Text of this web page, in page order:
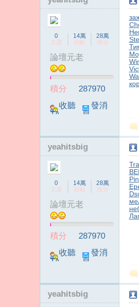
傳
0
主題
14萬
回帖
28萬
積分
論壇元老
積分
287970
收聽
TA
發消
息
yeahitsbig
0
主題
14萬
回帖
28萬
積分
論壇元老
積分
287970
收聽
TA
發消
息
yeahitsbig